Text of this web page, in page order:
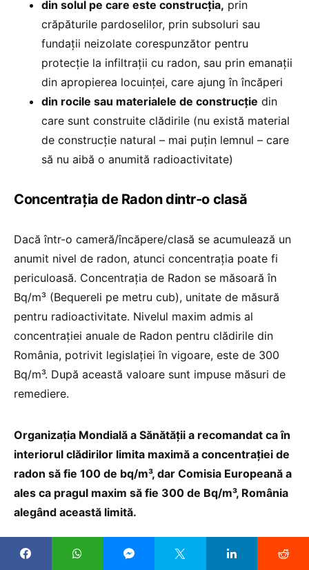
din solul pe care este construcția, prin
crăpăturile pardoselilor, prin subsoluri sau
fundații neizolate corespunzător pentru
protecție la infiltrații cu radon, sau prin emanații
din apropierea locuinței, care ajung în încăperi
din rocile sau materialele de construcție din
care sunt construite clădirile (nu există material
de construcție natural – mai puțin lemnul – care
să nu aibă o anumită radioactivitate)
Concentrația de Radon dintr-o clasă
Dacă într-o cameră/încăpere/clasă se acumulează un
anumit nivel de radon, atunci concentrația poate fi
periculoasă. Concentrația de Radon se măsoară în
Bq/m³ (Bequereli pe metru cub), unitate de măsură
pentru radioactivitate. Nivelul maxim admis al
concentrației anuale de Radon pentru clădirile din
România, potrivit legislației în vigoare, este de 300
Bq/m³. După această valoare sunt impuse măsuri de
remediere.
Organizația Mondială a Sănătății a recomandat ca în
interiorul clădirilor limita maximă a concentrației de
radon să fie 100 de bq/m³, dar Comisia Europeană a
ales ca pragul maxim să fie 300 de Bq/m³, România
alegând această limită.
Potrivit cercetătorilor, cantitatea de radiație încasată